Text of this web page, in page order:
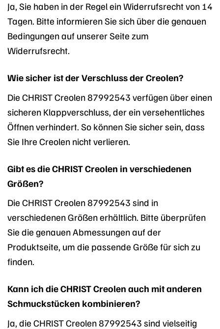
Ja, Sie haben in der Regel ein Widerrufsrecht von 14
Tagen. Bitte informieren Sie sich über die genauen
Bedingungen auf unserer Seite zum
Widerrufsrecht.
Wie sicher ist der Verschluss der Creolen?
Die CHRIST Creolen 87992543 verfügen über einen
sicheren Klappverschluss, der ein versehentliches
Öffnen verhindert. So können Sie sicher sein, dass
Sie Ihre Creolen nicht verlieren.
Gibt es die CHRIST Creolen in verschiedenen
Größen?
Die CHRIST Creolen 87992543 sind in
verschiedenen Größen erhältlich. Bitte überprüfen
Sie die genauen Abmessungen auf der
Produktseite, um die passende Größe für sich zu
finden.
Kann ich die CHRIST Creolen auch mit anderen
Schmuckstücken kombinieren?
Ja, die CHRIST Creolen 87992543 sind vielseitig